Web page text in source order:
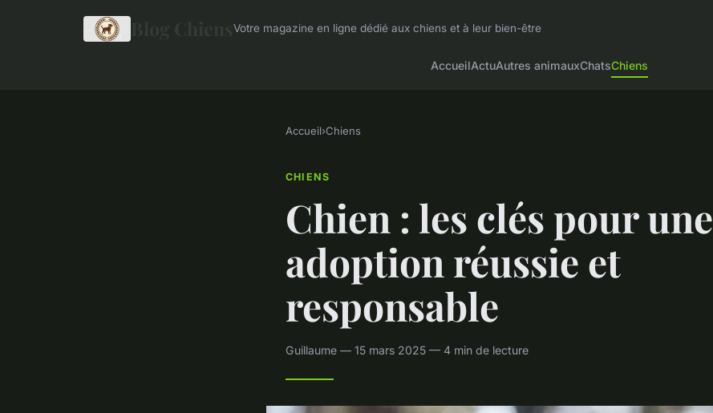
Blog Chiens Votre magazine en ligne dédié aux chiens et à leur bien-être
AccueilActuAutres animauxChatsChiens
Accueil›Chiens
CHIENS
Chien : les clés pour une
adoption réussie et
responsable
Guillaume — 15 mars 2025 — 4 min de lecture